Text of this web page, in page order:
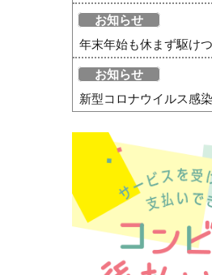
お知らせ
年末年始も休まず駆け
お知らせ
新型コロナウイルス感